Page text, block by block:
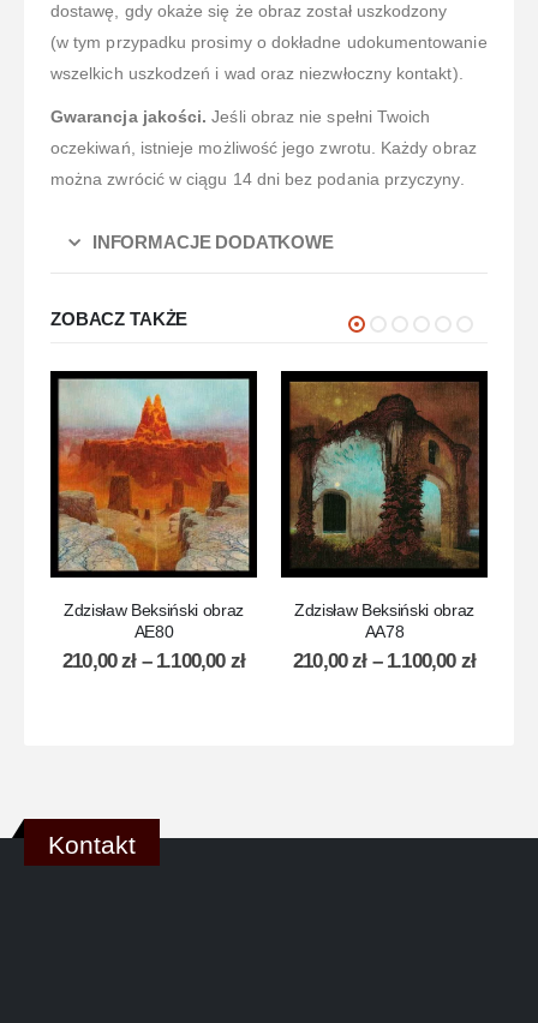
dostawę, gdy okaże się że obraz został uszkodzony
(w tym przypadku prosimy o dokładne udokumentowanie
wszelkich uszkodzeń i wad oraz niezwłoczny kontakt).
Gwarancja jakości. Jeśli obraz nie spełni Twoich
oczekiwań, istnieje możliwość jego zwrotu. Każdy obraz
można zwrócić w ciągu 14 dni bez podania przyczyny.
INFORMACJE DODATKOWE
ZOBACZ TAKŻE
Zdzisław Beksiński obraz
AE80
210,00zł – 1.100,00 zł
Zdzisław Beksiński obraz
AA78
210,00zł – 1.100,00 zł
Kontakt